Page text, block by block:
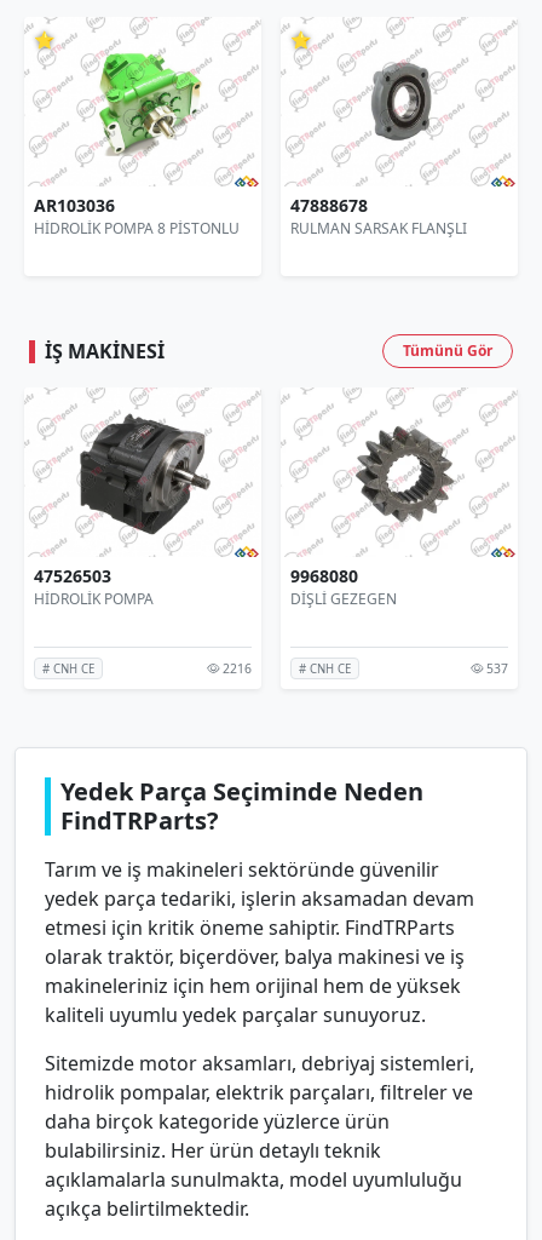
POMPA 8 PİSTONLU
⭐
RULMAN SARSAK FLANŞLI
⭐
SARSAK
İŞ MAKINESI Tümünü Gör
POMPA DİŞLİ GEZEGEN
# CNH CE # MST
Yedek Parça Seçiminde Neden
FindTRParts?
Tarım ve iş makineleri sektöründe güvenilir
yedek parça tedariki, işlerin aksamadan devam
etmesi için kritik öneme sahiptir. FindTRParts
olarak traktör, biçerdöver, balya makinesi ve iş
makineleriniz için hem orijinal hem de yüksek
kaliteli uyumlu yedek parçalar sunuyoruz.
Sitemizde motor aksamları, debriyaj sistemleri,
hidrolik pompalar, elektrik parçaları, filtreler ve
daha birçok kategoride yüzlerce ürün
bulabilirsiniz. Her ürün detaylı teknik
açıklamalarla sunulmakta, model uyumluluğu
açıkça belirtilmektedir.